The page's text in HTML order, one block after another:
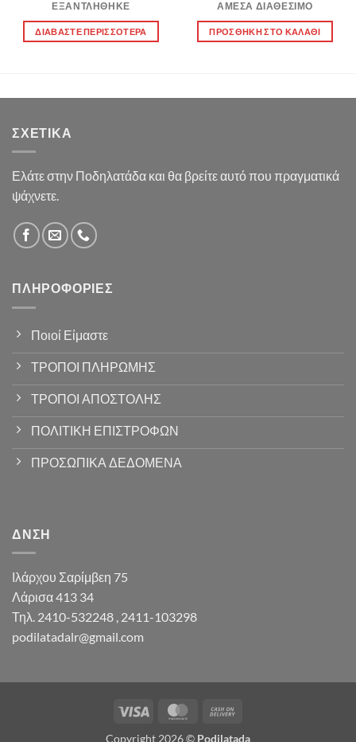
ΕΞΑΝΤΛΉΘΗΚΕ
ΔΙΑΒΆΣΤΕ ΠΕΡΙΣΣΌΤΕΡΑ
15.00 €.είναι:
ΆΜΕΣΑ ΔΙΑΘΈΣΙΜΟ
ΠΡΟΣΘΉΚΗ ΣΤΟ ΚΑΛΆΘΙ
ΣΧΕΤΙΚΆ
Ελάτε στην Ποδηλατάδα και θα βρείτε αυτό που πραγματικά
ψάχνετε.
ΠΛΗΡΟΦΟΡΊΕΣ
Ποιοί Είμαστε
ΤΡΟΠΟΙ ΠΛΗΡΩΜΗΣ
ΤΡΟΠΟΙ ΑΠΟΣΤΟΛΗΣ
ΠΟΛΙΤΙΚΗ ΕΠΙΣΤΡΟΦΩΝ
ΠΡΟΣΩΠΙΚΑ ΔΕΔΟΜΕΝΑ
ΔΝΣΗ
Ιλάρχου Σαρίμβεη 75
Λάρισα 413 34
Τηλ. 2410-532248 , 2411-103298
podilatadalr@gmail.com
Visa MasterCard
Copyright 2026 © Podilatada